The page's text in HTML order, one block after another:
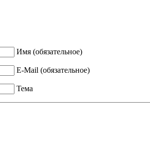
Имя (обязательное)
E-Mail (обязательное)
Тема